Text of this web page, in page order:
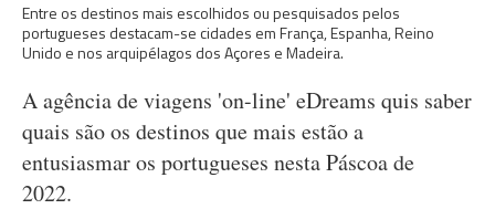
Entre os destinos mais escolhidos ou pesquisados pelos
portugueses destacam-se cidades em França, Espanha, Reino
Unido e nos arquipélagos dos Açores e Madeira.
A agência de viagens 'on-line' eDreams quis saber
quais são os destinos que mais estão a
entusiasmar os portugueses nesta Páscoa de
2022.